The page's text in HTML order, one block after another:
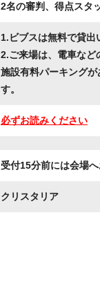
2名の審判、得点スタ
1.ビブスは無料で貸出
2.ご来場は、電車など
施設有料パーキング
す。
必ずお読みください
受付15分前には会場
クリスタリア